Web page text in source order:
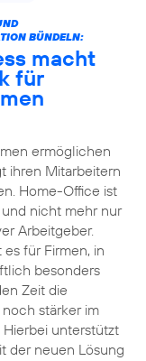
BÜNDELN:
macht
für
ermöglichen
ihren Mitarbeitern
Home-Office ist
nicht mehr nur
Arbeitgeber.
für Firmen, in
besonders
Zeit die
stärker im
unterstützt
der neuen Lösung